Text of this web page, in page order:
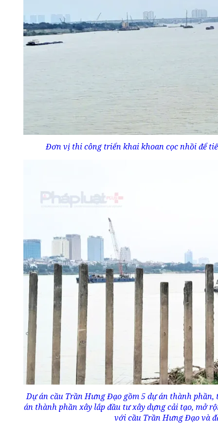
Đơn vị thi công triển khai khoan cọc nhồi để
Dự án cầu Trần Hưng Đạo gồm 5 dự án thành
án thành phần xây lắp đầu tư xây dựng cải tạo, mở
với cầu Trần Hưng Đạo và